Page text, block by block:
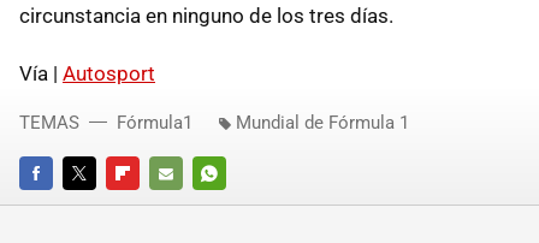
circunstancia en ninguno de los tres días.
Vía | Autosport
FACEBOOKTWITTERFLIPBOARD
E-
WHATSAPP
TEMAS Fórmula1 Mundial de Fórmula 1